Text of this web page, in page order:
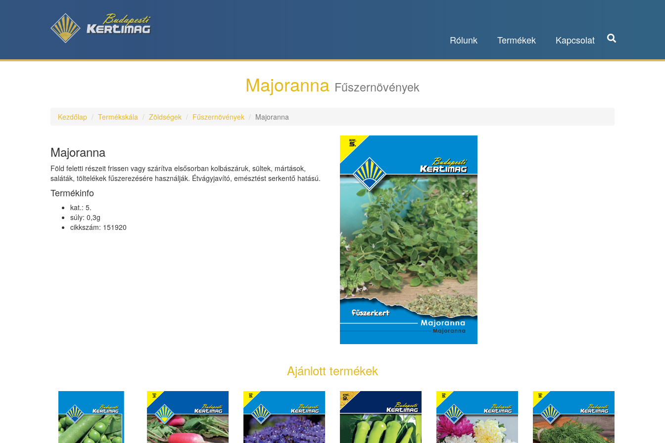
Rólunk Termékek Kapcsolat
Majoranna Fűszernövények
Kezdőlap Termékskála Zöldségek Fűszernövények Majoranna
Majoranna
Föld feletti részeit frissen vagy szárítva elsősorban kolbászáruk, sültek, mártások,
saláták, töltelékek fűszerezésére használják. Étvágyjavító, emésztést serkentő hatású.
Termékinfo
kat.: 5.
súly: 0,3g
cikkszám: 151920
Ajánlott termékek